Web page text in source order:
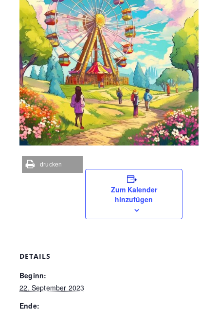
drucken
Zum Kalender
hinzufügen
DETAILS
Beginn:
22. September 2023
Ende: